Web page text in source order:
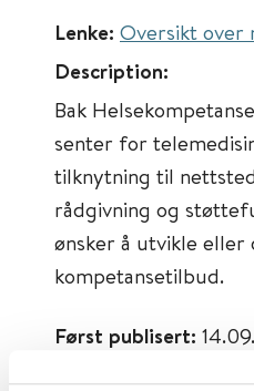
Lenke: Oversikt over
Description:
Bak
senter for
tilknytning til
rådgivning og
ønsker å utvikle
kompetansetilbud.
Først publisert: